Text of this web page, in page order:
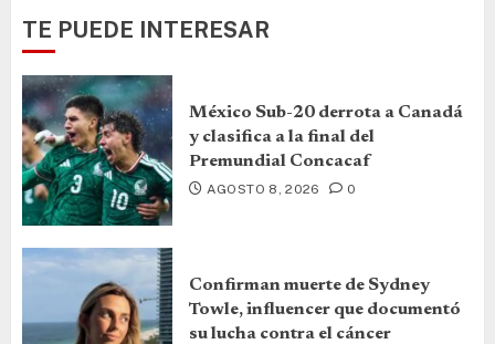
TE PUEDE INTERESAR
México Sub-20 derrota a Canadá
y clasifica a la final del
Premundial Concacaf
AGOSTO 8, 2026 0
Confirman muerte de Sydney
Towle, influencer que documentó
su lucha contra el cáncer